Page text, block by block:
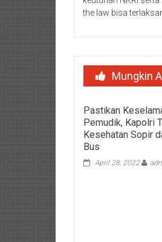
the law bisa
Mungkin
Pastikan
Pemudik, Kapolri
Kesehatan Sopir
Bus
April 28, 2022